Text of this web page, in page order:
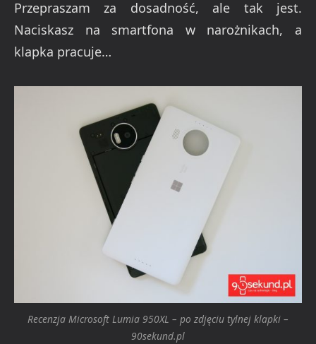
Przepraszam za dosadność, ale tak jest.
Naciskasz na smartfona w narożnikach, a
klapka pracuje…
Recenzja Microsoft Lumia 950XL – po zdjęciu tylnej klapki –
90sekund.pl